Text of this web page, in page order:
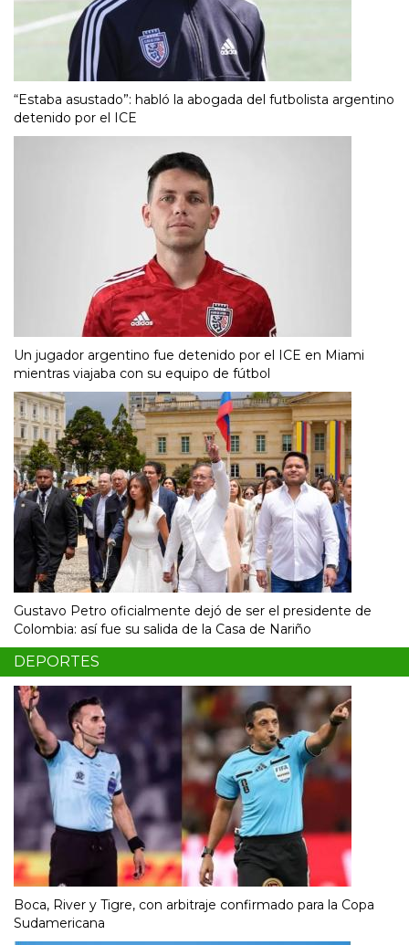
“Estaba asustado”: habló la abogada del futbolista argentino
detenido por el ICE
Un jugador argentino fue detenido por el ICE en Miami
mientras viajaba con su equipo de fútbol
Gustavo Petro oficialmente dejó de ser el presidente de
Colombia: así fue su salida de la Casa de Nariño
DEPORTES
Boca, River y Tigre, con arbitraje confirmado para la Copa
Sudamericana